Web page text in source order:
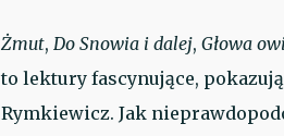
Żmut, Do Snowia i dalej, Głowa
to lektury fascynujące,
Rymkiewicz. Jak